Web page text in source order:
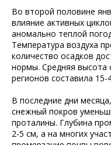
Во второй половине
влияние активных
аномально теплой
Температура воздуха
количество осадков
нормы. Средняя высота
регионов составила 15-
В последние дни
снежный покров
проталины. Глубина
2-5 см, а на многих